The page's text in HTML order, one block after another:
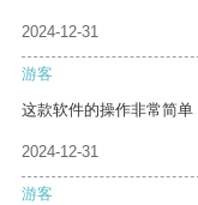
2024-12-31
游客
这款软件的操作非常简单
2024-12-31
游客